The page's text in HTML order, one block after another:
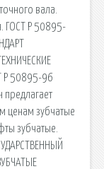
вала.
ГОСТ Р 50895-
Р 50895-96
ценам зубчатые
зубчатые.